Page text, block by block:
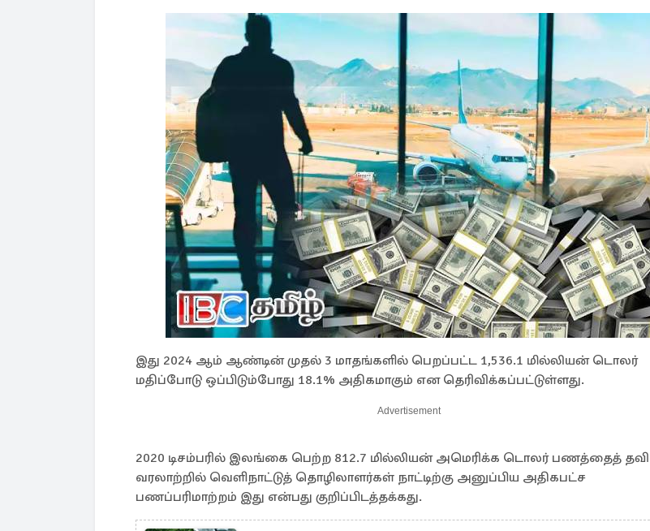
இது 2024 ஆம் ஆண்டின் முதல் 3 மாதங்களில் பெறப்பட்ட 1,536.1 மில்லியன் டொலர்
மதிப்போடு ஒப்பிடும்போது 18.1% அதிகமாகும் என தெரிவிக்கப்பட்டுள்ளது.
Advertisement
2020 டிசம்பரில் இலங்கை பெற்ற 812.7 மில்லியன் அமெரிக்க டொலர் பணத்தைத்
வரலாற்றில் வெளிநாட்டுத் தொழிலாளர்கள் நாட்டிற்கு அனுப்பிய அதிகபட்ச
பணப்பரிமாற்றம் இது என்பது குறிப்பிடத்தக்கது.